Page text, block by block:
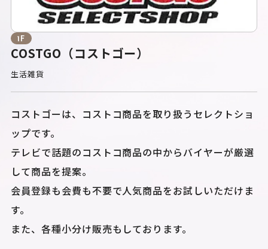
COSTGO（コストゴー）
生活雑貨
1F
コストゴーは、コストコ商品を取り扱うセレクトショ
ップです。
テレビで話題のコストコ商品の中からバイヤーが厳選
して商品を提案。
会員登録も会費も不要で人気商品をお試しいただけま
す。
また、各種小分け販売もしております。